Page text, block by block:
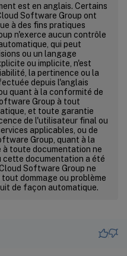
est en anglais. Certains
Software Group ont
à des fins pratiques
n'exerce aucun contrôle
qui peut
ou un langage
ou implicite, n'est
la pertinence ou la
depuis l'anglais
quant à la conformité de
Group à tout
et toute garantie
de l'utilisateur final ou
applicables, ou de
Group, quant à la
à toute documentation ne
cette documentation a été
Software Group ne
dommage ou problème
de façon automatique.